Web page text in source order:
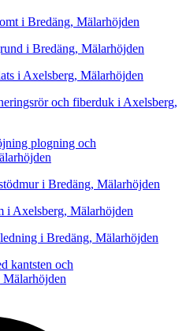
i Bredäng, Mälarhöjden
i Bredäng, Mälarhöjden
i Axelsberg, Mälarhöjden
och fiberduk i Axelsberg,
plogning och
i Bredäng, Mälarhöjden
i Axelsberg, Mälarhöjden
i Bredäng, Mälarhöjden
kantsten och
Mälarhöjden